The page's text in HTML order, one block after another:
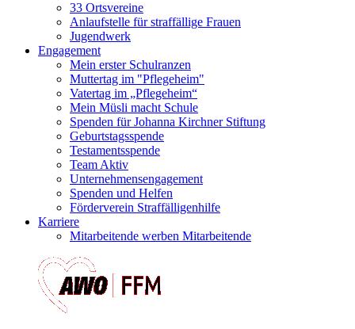
33 Ortsvereine
Anlaufstelle für straffällige Frauen
Jugendwerk
Engagement
Mein erster Schulranzen
Muttertag im "Pflegeheim"
Vatertag im „Pflegeheim“
Mein Müsli macht Schule
Spenden für Johanna Kirchner Stiftung
Geburtstagsspende
Testamentsspende
Team Aktiv
Unternehmensengagement
Spenden und Helfen
Förderverein Straffälligenhilfe
Karriere
Mitarbeitende werben Mitarbeitende